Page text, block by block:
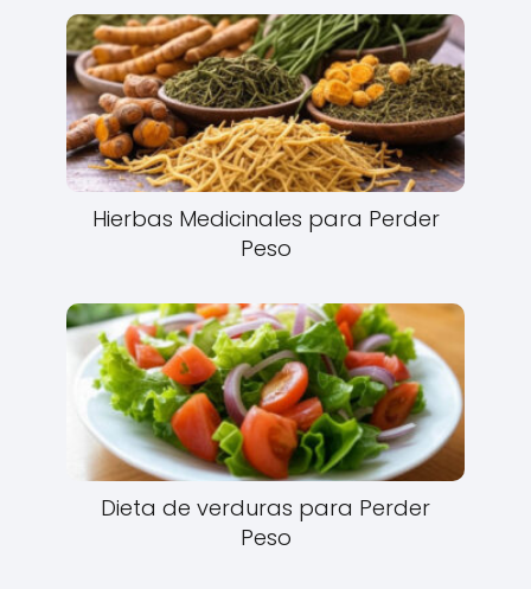
Hierbas Medicinales para Perder
Peso
Dieta de verduras para Perder
Peso